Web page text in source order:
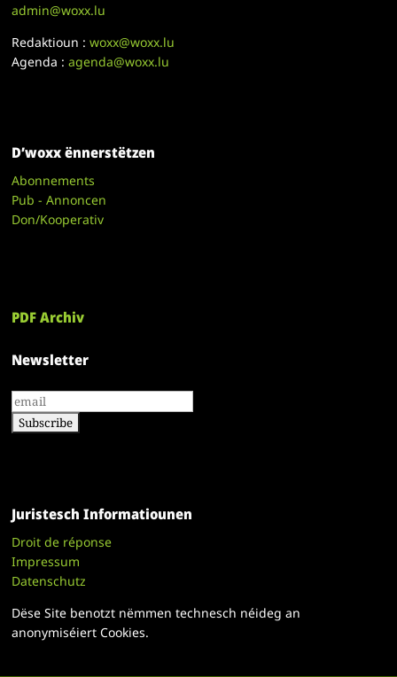
admin@woxx.lu
Redaktioun :woxx@woxx.lu
Agenda :agenda@woxx.lu
D’woxx ënnerstëtzen
Abonnements
Pub - Annoncen
Don/Kooperativ
PDF Archiv
Newsletter
Juristesch Informatiounen
Droit de réponse
Impressum
Datenschutz
Dëse Site benotzt nëmmen technesch néideg an
anonymiséiert Cookies.